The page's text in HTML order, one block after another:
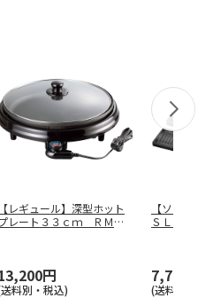
【レギュール】深型ホット
レート３３ｃｍ ＲＭ－
円
料別・税込)
【ソレイ
ＳＬ－１０
7,700円
(送料別・税